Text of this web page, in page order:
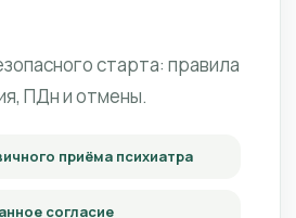
старта: правила
ПДн и отмены.
приёма психиатра
согласие